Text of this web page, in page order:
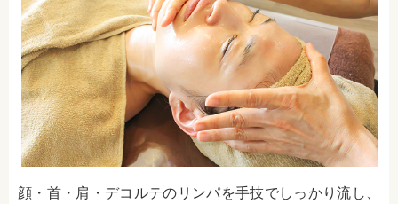
顔・首・肩・デコルテのリンパを手技でしっかり流し、